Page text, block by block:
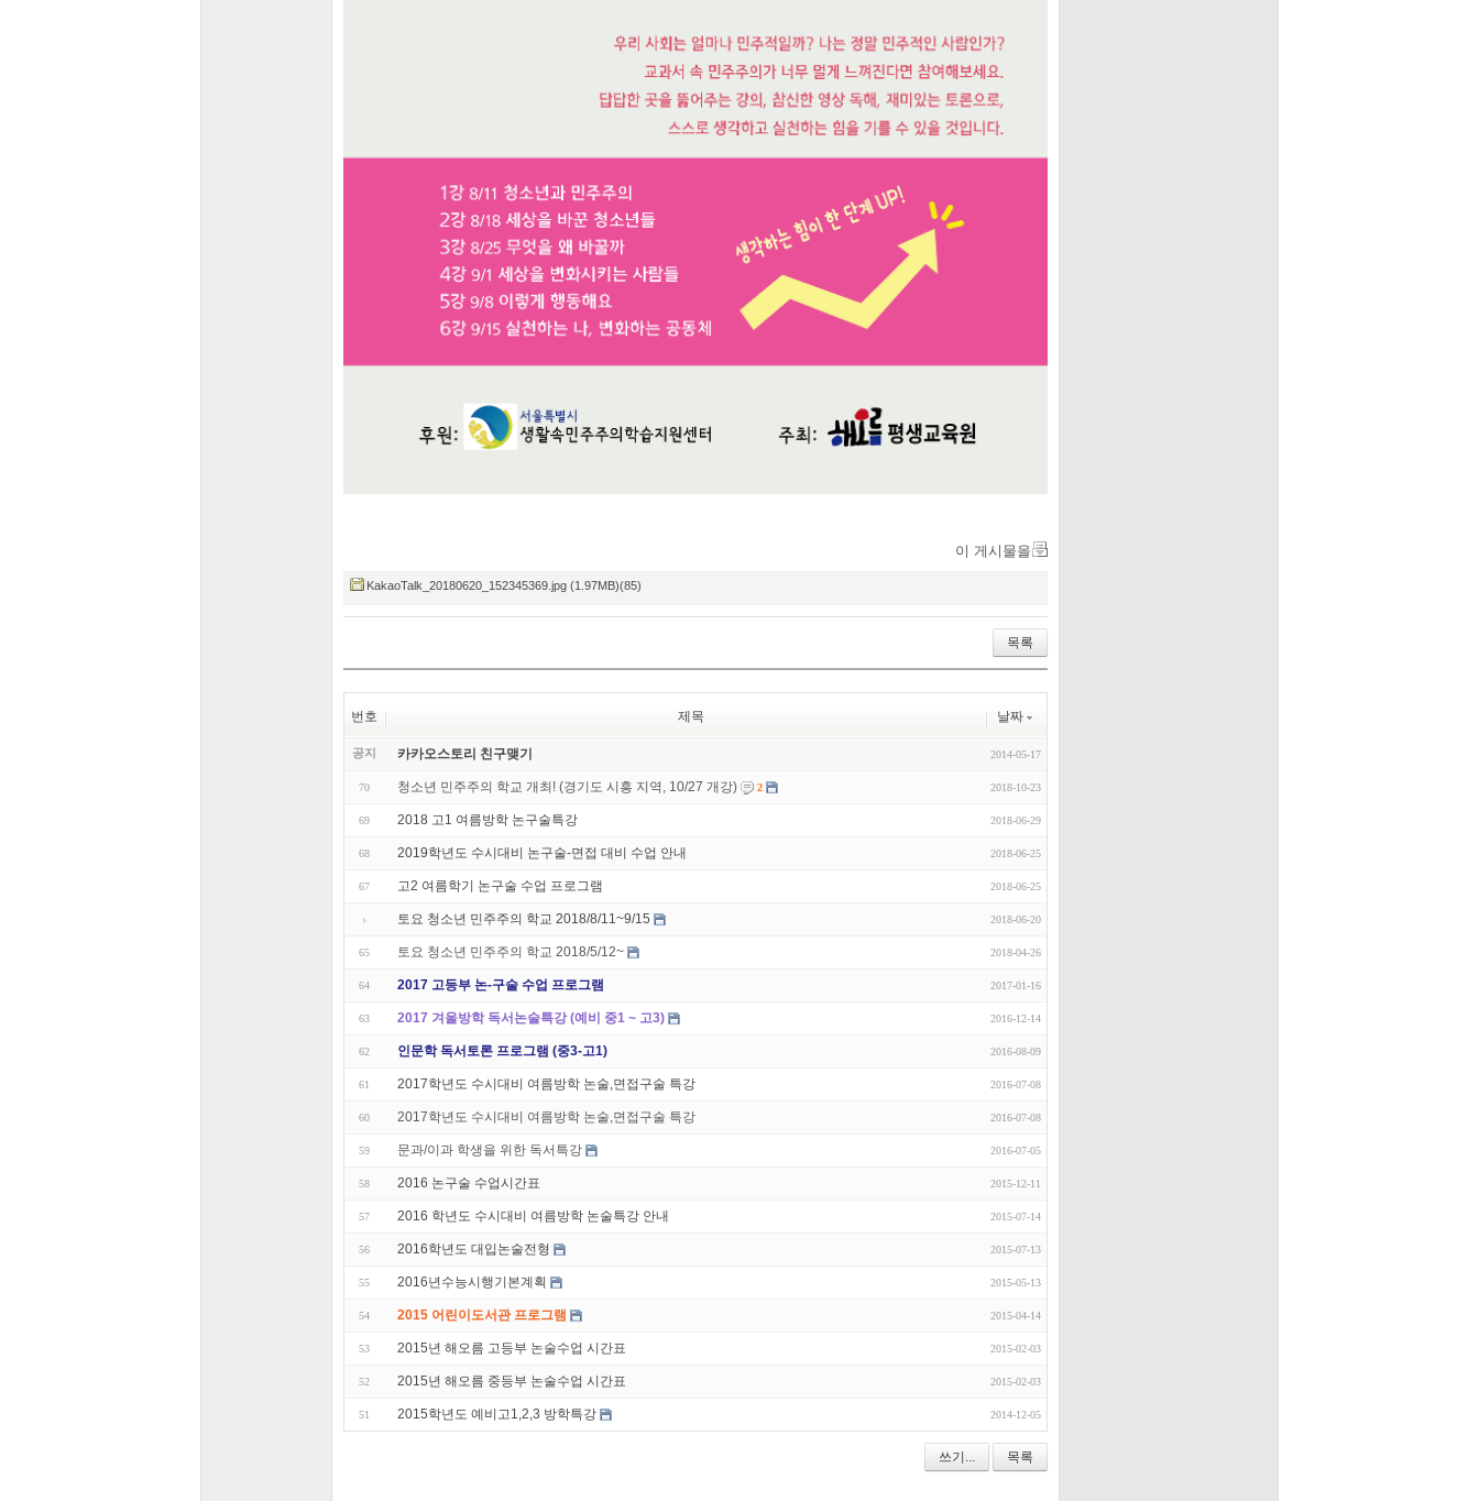
이 게시물을
KakaoTalk_20180620_152345369.jpg (1.97MB)(85)
목록
번호 제목 날짜
공지 카카오스토리 친구맺기 2014-05-17
70 청소년 민주주의 학교 개최! (경기도 시흥 지역, 10/27 개강) 2 2018-10-23
69 2018 고1 여름방학 논구술특강 2018-06-29
68 2019학년도 수시대비 논구술-면접 대비 수업 안내 2018-06-25
67 고2 여름학기 논구술 수업 프로그램 2018-06-25
토요 청소년 민주주의 학교 2018/8/11~9/15 2018-06-20
65 토요 청소년 민주주의 학교 2018/5/12~ 2018-04-26
64 2017 고등부 논-구술 수업 프로그램 2017-01-16
63 2017 겨울방학 독서논술특강 (예비 중1 ~ 고3) 2016-12-14
62 인문학 독서토론 프로그램 (중3-고1) 2016-08-09
61 2017학년도 수시대비 여름방학 논술,면접구술 특강 2016-07-08
60 2017학년도 수시대비 여름방학 논술,면접구술 특강 2016-07-08
59 문과/이과 학생을 위한 독서특강 2016-07-05
58 2016 논구술 수업시간표 2015-12-11
57 2016 학년도 수시대비 여름방학 논술특강 안내 2015-07-14
56 2016학년도 대입논술전형 2015-07-13
55 2016년수능시행기본계획 2015-05-13
54 2015 어린이도서관 프로그램 2015-04-14
53 2015년 해오름 고등부 논술수업 시간표 2015-02-03
52 2015년 해오름 중등부 논술수업 시간표 2015-02-03
51 2015학년도 예비고1,2,3 방학특강 2014-12-05
쓰기... 목록